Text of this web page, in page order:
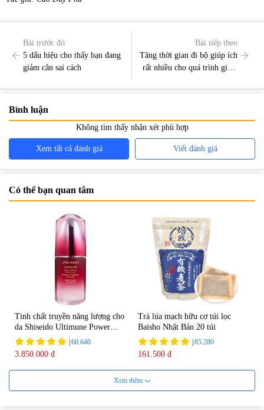
Bài trước đó
5 dấu hiệu cho thấy bạn đang
giảm cân sai cách
Bài tiếp theo
Tăng thời gian đi bộ giúp ích
rất nhiều cho quá trình giảm
Bình luận
Không tìm thấy nhận xét phù hợp
Xem tất cả đánh giá Viết đánh giá
Có thể bạn quan tâm
Tinh chất truyền năng lượng cho
da Shiseido Ultimune Power
75ml
|60.640
3.850.000 đ
Trà lúa mạch hữu cơ túi lọc
Baisho Nhật Bản 20 túi
|85.280
161.500 đ
Xem thêm